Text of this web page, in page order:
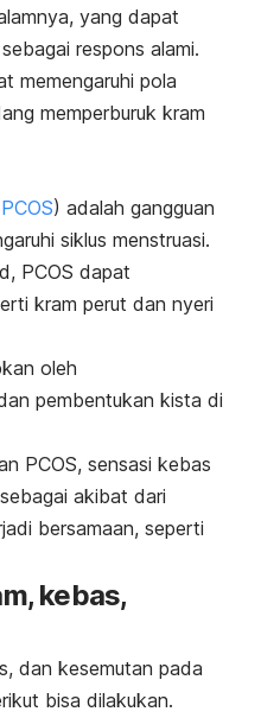
yang dapat
respons alami.
memengaruhi pola
memperburuk kram
PCOS) adalah gangguan
siklus menstruasi.
PCOS dapat
kram perut dan nyeri
oleh
pembentukan kista di
PCOS, sensasi kebas
akibat dari
bersamaan, seperti
kebas,
dan kesemutan pada
bisa dilakukan.